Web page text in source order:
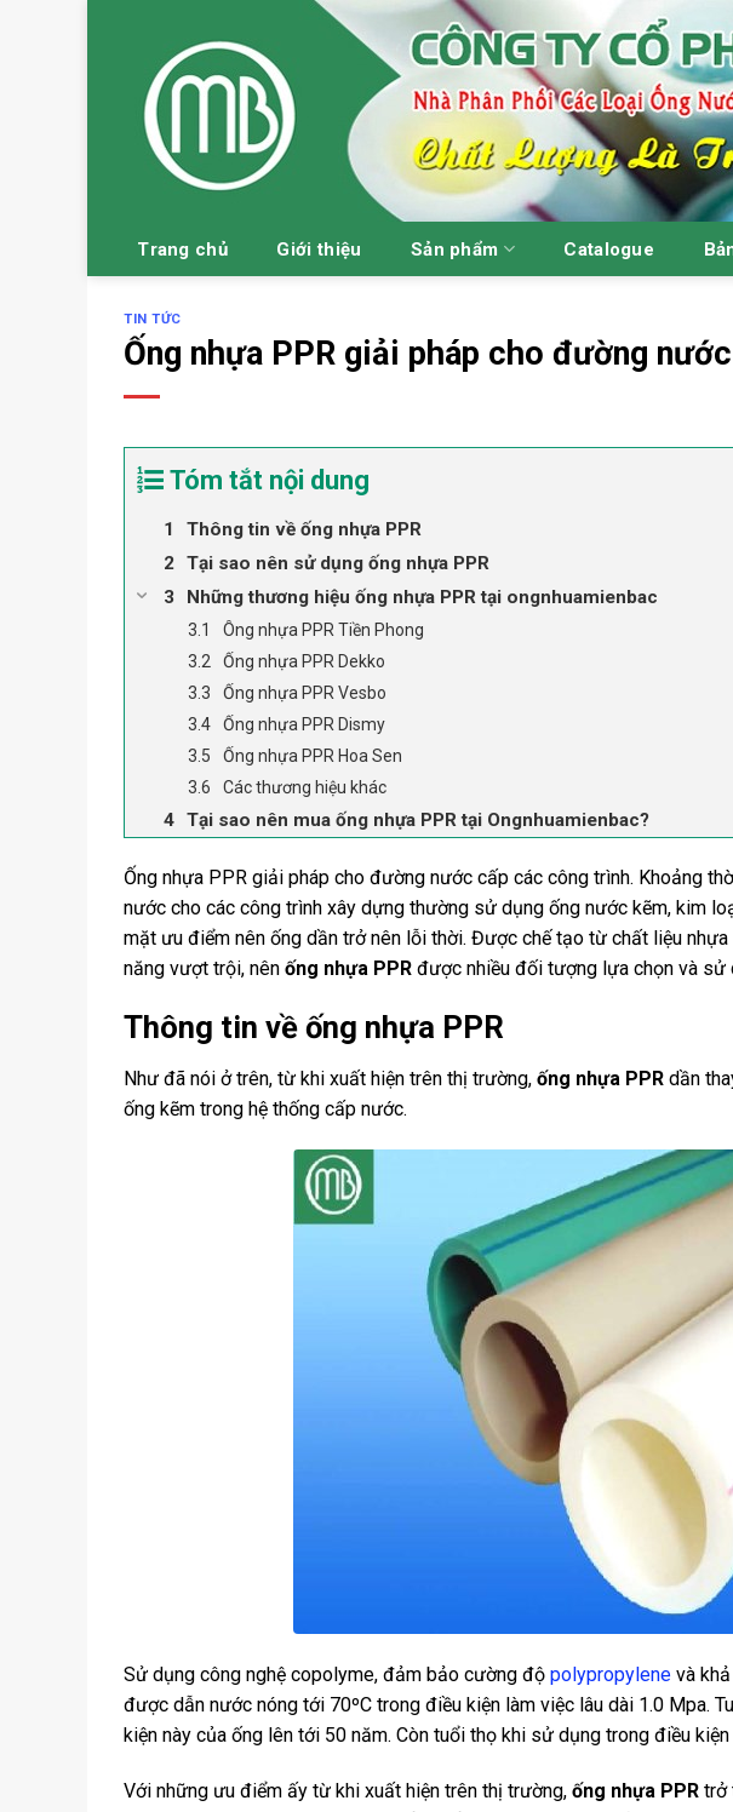
Trang chủ Giới thiệu Sản phẩm Catalogue
TIN TỨC
Ống nhựa PPR giải pháp cho đường
Tóm tắt nội dung
Thông tin về ống nhựa PPR
Tại sao nên sử dụng ống nhựa PPR
Những thương hiệu ống nhựa PPR tại ongnhuamienbac
Ông nhựa PPR Tiền Phong
Ống nhựa PPR Dekko
Ống nhựa PPR Vesbo
Ống nhựa PPR Dismy
Ống nhựa PPR Hoa Sen
Các thương hiệu khác
Tại sao nên mua ống nhựa PPR tại Ongnhuamienbac?
Ống nhựa PPR giải pháp cho đường nước cấp các công trình. Khoảng
nước cho các công trình xây dựng thường sử dụng ống nước kẽm, kim
mặt ưu điểm nên ống dần trở nên lỗi thời. Được chế tạo từ chất liệu
năng vượt trội, nên ống nhựa PPR được nhiều đối tượng lựa chọn và sử
Thông tin về ống nhựa PPR
Như đã nói ở trên, từ khi xuất hiện trên thị trường, ống nhựa PPR dần
ống kẽm trong hệ thống cấp nước.
Sử dụng công nghệ copolyme, đảm bảo cường độ polypropylene và
được dẫn nước nóng tới 70ºC trong điều kiện làm việc lâu dài 1.0 Mpa.
kiện này của ống lên tới 50 năm. Còn tuổi thọ khi sử dụng trong điều
Với những ưu điểm ấy từ khi xuất hiện trên thị trường, ống nhựa PPR trở